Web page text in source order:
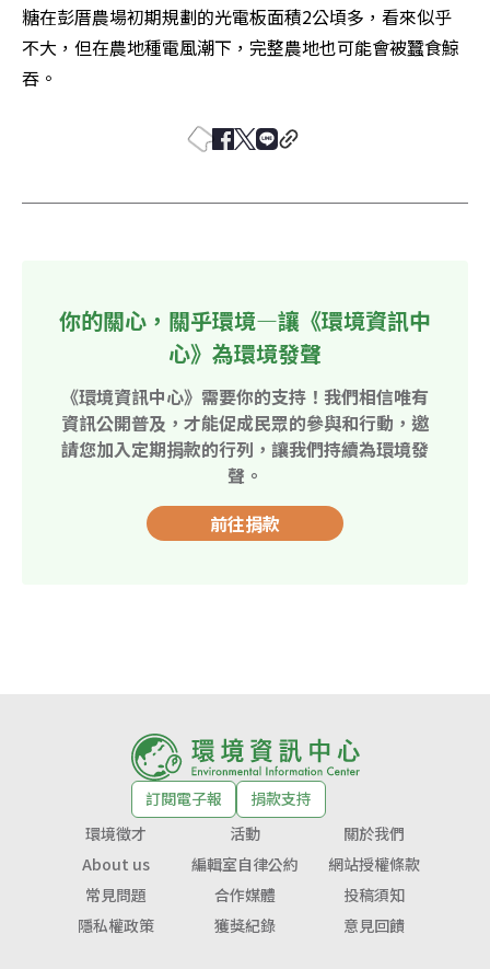
糖在彭厝農場初期規劃的光電板面積2公頃多，看來似乎
不大，但在農地種電風潮下，完整農地也可能會被蠶食鯨
吞。
你的關心，關乎環境—讓《環境資訊中
心》為環境發聲
《環境資訊中心》需要你的支持！我們相信唯有
資訊公開普及，才能促成民眾的參與和行動，邀
請您加入定期捐款的行列，讓我們持續為環境發
聲。
前往捐款
訂閱電子報
捐款支持
環境徵才
活動
關於我們
About us
編輯室自律公約
網站授權條款
常見問題
合作媒體
投稿須知
隱私權政策
獲獎紀錄 意見回饋